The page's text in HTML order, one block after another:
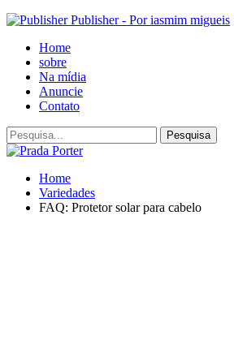
Publisher - Por iasmim migueis
Home
sobre
Na mídia
Anuncie
Contato
Home
Variedades
FAQ: Protetor solar para cabelo